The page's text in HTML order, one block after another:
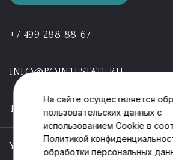
+7 499 288 88 67
INFO@POINTESTATE.RU
TELEGRAM
YOUTUBE
На сайте осуществляется
пользовательских данных с
использованием Cookie в
Политикой
обработки персональных